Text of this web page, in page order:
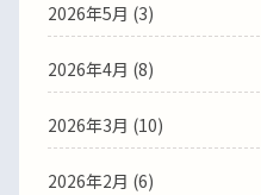
2026年5月 (3)
2026年4月 (8)
2026年3月 (10)
2026年2月 (6)